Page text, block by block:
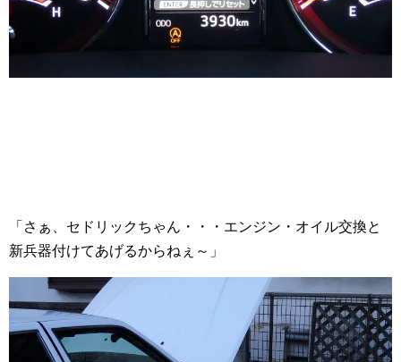
「さぁ、セドリックちゃん・・・エンジン・オイル交換と
新兵器付けてあげるからねぇ～」